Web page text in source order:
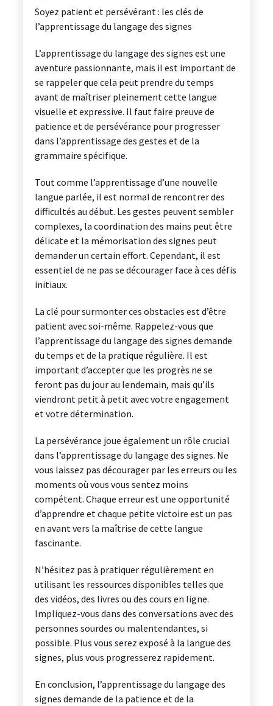
Soyez patient et persévérant : les clés de
l’apprentissage du langage des signes
L’apprentissage du langage des signes est une
aventure passionnante, mais il est important de
se rappeler que cela peut prendre du temps
avant de maîtriser pleinement cette langue
visuelle et expressive. Il faut faire preuve de
patience et de persévérance pour progresser
dans l’apprentissage des gestes et de la
grammaire spécifique.
Tout comme l’apprentissage d’une nouvelle
langue parlée, il est normal de rencontrer des
difficultés au début. Les gestes peuvent sembler
complexes, la coordination des mains peut être
délicate et la mémorisation des signes peut
demander un certain effort. Cependant, il est
essentiel de ne pas se décourager face à ces défis
initiaux.
La clé pour surmonter ces obstacles est d’être
patient avec soi-même. Rappelez-vous que
l’apprentissage du langage des signes demande
du temps et de la pratique régulière. Il est
important d’accepter que les progrès ne se
feront pas du jour au lendemain, mais qu’ils
viendront petit à petit avec votre engagement
et votre détermination.
La persévérance joue également un rôle crucial
dans l’apprentissage du langage des signes. Ne
vous laissez pas décourager par les erreurs ou les
moments où vous vous sentez moins
compétent. Chaque erreur est une opportunité
d’apprendre et chaque petite victoire est un pas
en avant vers la maîtrise de cette langue
fascinante.
N’hésitez pas à pratiquer régulièrement en
utilisant les ressources disponibles telles que
des vidéos, des livres ou des cours en ligne.
Impliquez-vous dans des conversations avec des
personnes sourdes ou malentendantes, si
possible. Plus vous serez exposé à la langue des
signes, plus vous progresserez rapidement.
En conclusion, l’apprentissage du langage des
signes demande de la patience et de la